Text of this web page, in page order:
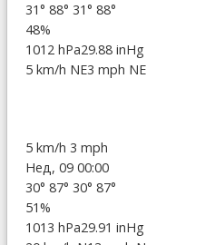
31° 88° 31° 88°
48%
1012 hPa29.88 inHg
5 km/h NE3 mph NE
5 km/h 3 mph
Нед, 09 00:00
30° 87° 30° 87°
51%
1013 hPa29.91 inHg